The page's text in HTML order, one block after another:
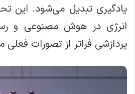
یادگیری تبدیل می‌شود. این
انرژی در هوش مصنوعی و
پردازشی فراتر از تصورات